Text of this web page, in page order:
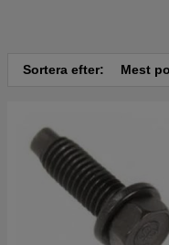
Tryck här för
McCulloch M53-
Sortera efter: Mest